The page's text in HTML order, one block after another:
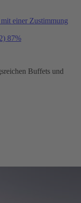
einer Zustimmung
87%
Buffets und